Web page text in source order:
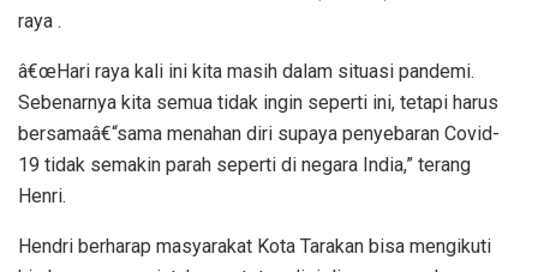
raya .
â€œHari raya kali ini kita masih dalam situasi pandemi.
Sebenarnya kita semua tidak ingin seperti ini, tetapi harus
bersamaâ€“sama menahan diri supaya penyebaran Covid-
19 tidak semakin parah seperti di negara India,” terang
Henri.
Hendri berharap masyarakat Kota Tarakan bisa mengikuti